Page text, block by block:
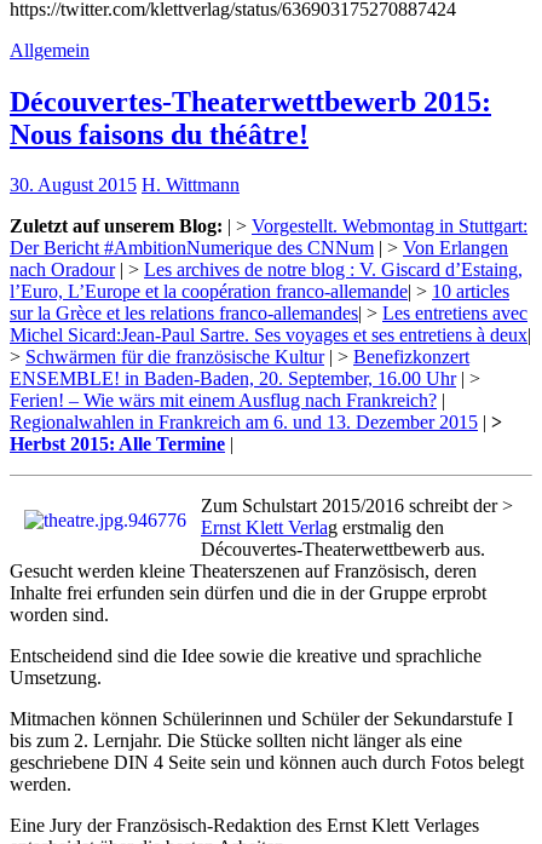
https://twitter.com/klettverlag/status/636903175270887424
Allgemein
Découvertes-Theaterwettbewerb 2015:
Nous faisons du théâtre!
30. August 2015 H. Wittmann
Zuletzt auf unserem Blog: | > Vorgestellt. Webmontag in Stuttgart:
Der Bericht #AmbitionNumerique des CNNum | > Von Erlangen
nach Oradour| > Les archives de notre blog : V. Giscard d’Estaing,
l’Euro, L’Europe et la coopération franco-allemande| > 10 articles
sur la Grèce et les relations franco-allemandes| > Les entretiens avec
Michel Sicard:Jean-Paul Sartre. Ses voyages et ses entretiens à deux|
> Schwärmen für die französische Kultur| > Benefizkonzert
ENSEMBLE! in Baden-Baden, 20. September, 16.00 Uhr| >
Ferien! – Wie wärs mit einem Ausflug nach Frankreich? |
Regionalwahlen in Frankreich am 6. und 13. Dezember 2015 | >
Herbst 2015: Alle Termine |
Zum Schulstart 2015/2016 schreibt der >
Ernst Klett Verlag erstmalig den
Découvertes-Theaterwettbewerb aus.
Gesucht werden kleine Theaterszenen auf Französisch, deren
Inhalte frei erfunden sein dürfen und die in der Gruppe erprobt
worden sind.
Entscheidend sind die Idee sowie die kreative und sprachliche
Umsetzung.
Mitmachen können Schülerinnen und Schüler der Sekundarstufe I
bis zum 2. Lernjahr. Die Stücke sollten nicht länger als eine
geschriebene DIN 4 Seite sein und können auch durch Fotos belegt
werden.
Eine Jury der Französisch-Redaktion des Ernst Klett Verlages